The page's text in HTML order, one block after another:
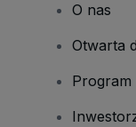
O nas
Otwarta
Program